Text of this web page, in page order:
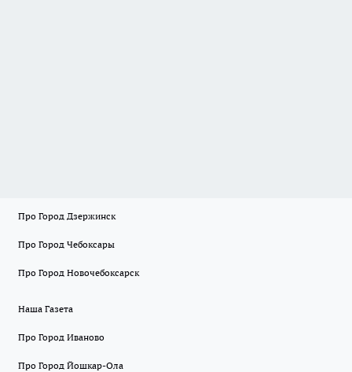
Про Город Дзержинск
Про Город Чебоксары
Про Город Новочебоксарск
Наша Газета
Про Город Иваново
Про Город Йошкар-Ола